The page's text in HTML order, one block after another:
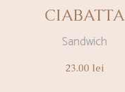
CIABATTA
Sandwich
23.00 lei